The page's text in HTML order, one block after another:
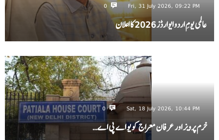
Fri, 31 July 2026, 09:22 PM
0
عالمی یومِ اردو ایوارڈز 2026 کا اعلان
Sat, 18 July 2026, 10:44 PM
0
خرم پرویز اور عرفان معراج کو یو اے پی اے…